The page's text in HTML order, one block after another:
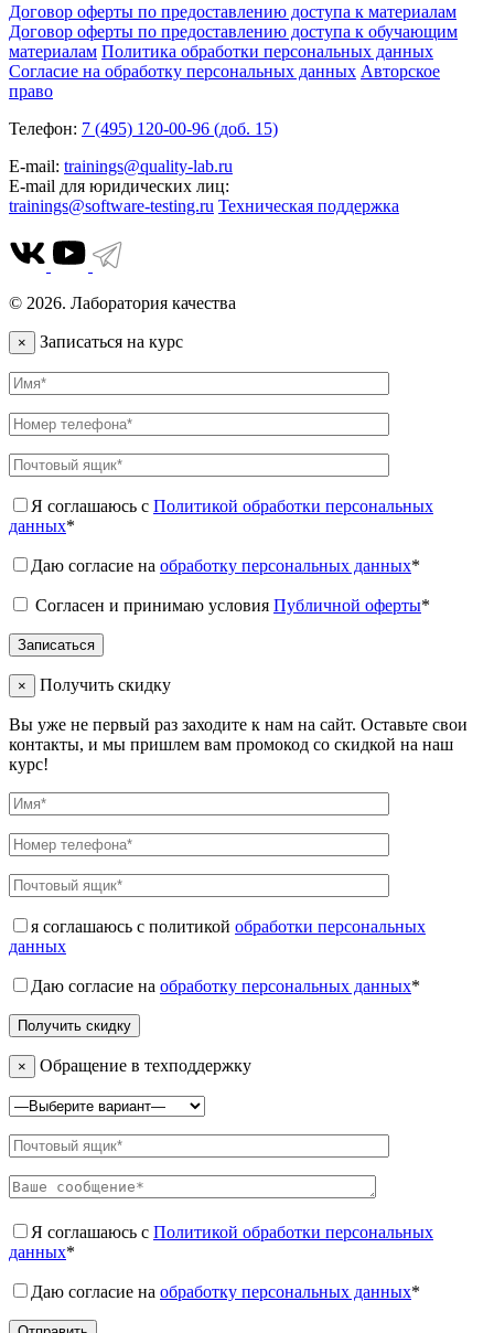
Договор оферты по предоставлению доступа к материалам
Договор оферты по предоставлению доступа к обучающим
материалам Политика обработки персональных данных
Согласие на обработку персональных данных Авторское
право
Телефон: 7 (495) 120-00-96 (доб. 15)
E-mail: trainings@quality-lab.ru
E-mail для юридических лиц:
trainings@software-testing.ru Техническая поддержка
© 2026. Лаборатория качества
× Записаться на курс
Я соглашаюсь с Политикой обработки персональных
данных*
Даю согласие на обработку персональных данных*
Согласен и принимаю условия Публичной оферты*
× Получить скидку
Вы уже не первый раз заходите к нам на сайт. Оставьте свои
контакты, и мы пришлем вам промокод со скидкой на наш
курс!
я соглашаюсь с политикой обработки персональных
данных
Даю согласие на обработку персональных данных*
× Обращение в техподдержку
Я соглашаюсь с Политикой обработки персональных
данных*
Даю согласие на обработку персональных данных*